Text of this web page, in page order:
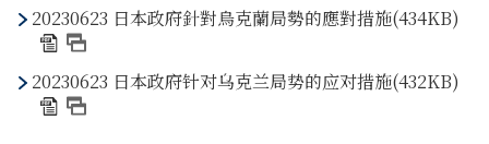
援倡議JAPAN」提供的4台發電機
- 提供地雷和未爆彈對策的支援，包括與柬埔寨合作開展
- 向烏克蘭公共廣播公司（Public Broadcasting
Company of Ukraine （PBC））提供廣播電視器材設
20230623 日本政府針對烏克蘭局勢的應對措施(434KB)
20230623 日本政府针对乌克兰局势的应对措施(432KB)